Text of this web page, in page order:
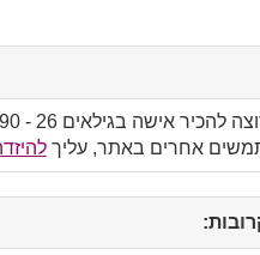
26 - 90 שנים באזור ירושלים, ישראל.
אחרים באתר, עליך
to